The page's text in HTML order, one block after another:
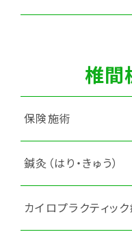
頭痛改善コース
椎間
保険施術
鍼灸（はり・きゅう）
カイロプラクティッ